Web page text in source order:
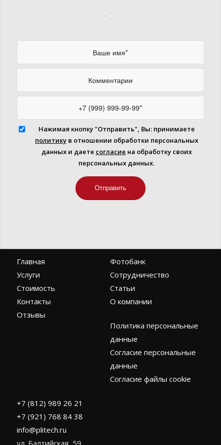
Нажимая кнопку "Отправить", Вы: принимаете
политикув отношении обработки персональных
данных и даете согласие на обработку своих
персональных данных.
Главная
Услуги
Стоимость
Контакты
Отзывы
Фотобанк
Сотрудничество
Статьи
О компании
Политика персональные
данные
Согласие персональные
данные
Согласие файлы cookie
+7 (812) 989 26 21
+7 (921) 768 84 38
info@plitech.ru
ул. Балтийская, 59